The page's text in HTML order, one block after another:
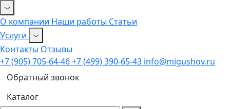
О компании Наши работы Статьи
Услуги
Контакты Отзывы
+7 (905) 705-64-46+7 (499) 390-65-43 info@migushov.ru
Обратный звонок
Каталог